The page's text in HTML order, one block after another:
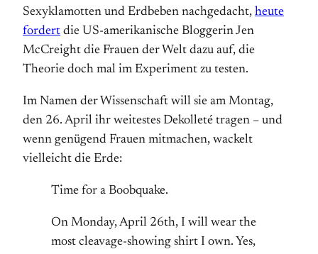
Sexyklamotten und Erdbeben nachgedacht, heute
fordert die US-amerikanische Bloggerin Jen
McCreight die Frauen der Welt dazu auf, die
Theorie doch mal im Experiment zu testen.
Im Namen der Wissenschaft will sie am Montag,
den 26. April ihr weitestes Dekolleté tragen – und
wenn genügend Frauen mitmachen, wackelt
vielleicht die Erde:
Time for a Boobquake.
On Monday, April 26th, I will wear the
most cleavage-showing shirt I own. Yes,